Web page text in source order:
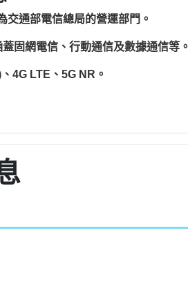
通部電信總局的營運部門。
固網電信、行動通信及數據通信等。
4G LTE、5G NR。